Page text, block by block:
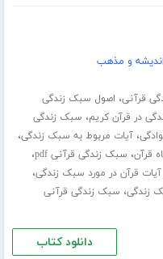
و مذهب
قرآنی، اصول سبک زندگی
در قرآن کریم، سبک زندگی
،آیات مربوط به سبک زندگی،
قرآن، سبک زندگی قرآنی pdf ،
آیات قرآن در مورد سبک زندگی،
زندگی، سبک زندگی قرآنی
دانلود کتاب